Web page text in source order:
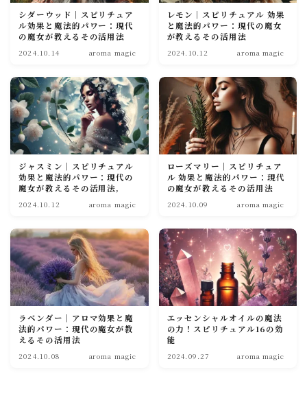
シダーウッド｜スピリチュア
ル効果と魔法的パワー：現代
の魔女が教えるその活用法
2024.10.14 aroma magic
レモン｜スピリチュアル 効果
と魔法的パワー：現代の魔女
が教えるその活用法
2024.10.12 aroma magic
ジャスミン｜スピリチュアル
効果と魔法的パワー：現代の
魔女が教えるその活用法,
2024.10.12 aroma magic
ローズマリー｜スピリチュア
ル 効果と魔法的パワー：現代
の魔女が教えるその活用法
2024.10.09 aroma magic
ラベンダー｜アロマ効果と魔
法的パワー：現代の魔女が教
えるその活用法
2024.10.08 aroma magic
エッセンシャルオイルの魔法
の力！スピリチュアル16の効
能
2024.09.27 aroma magic